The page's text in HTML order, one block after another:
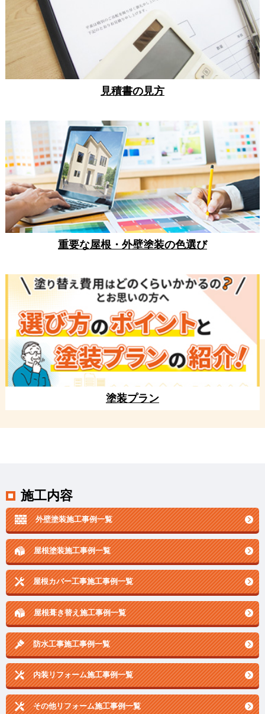
見積書の見方
重要な屋根・外壁塗装の色選び
塗装プラン
施工内容
外壁塗装施工事例一覧
屋根塗装施工事例一覧
屋根カバー工事施工事例一覧
屋根葺き替え施工事例一覧
防水工事施工事例一覧
内装リフォーム施工事例一覧
その他リフォーム施工事例一覧